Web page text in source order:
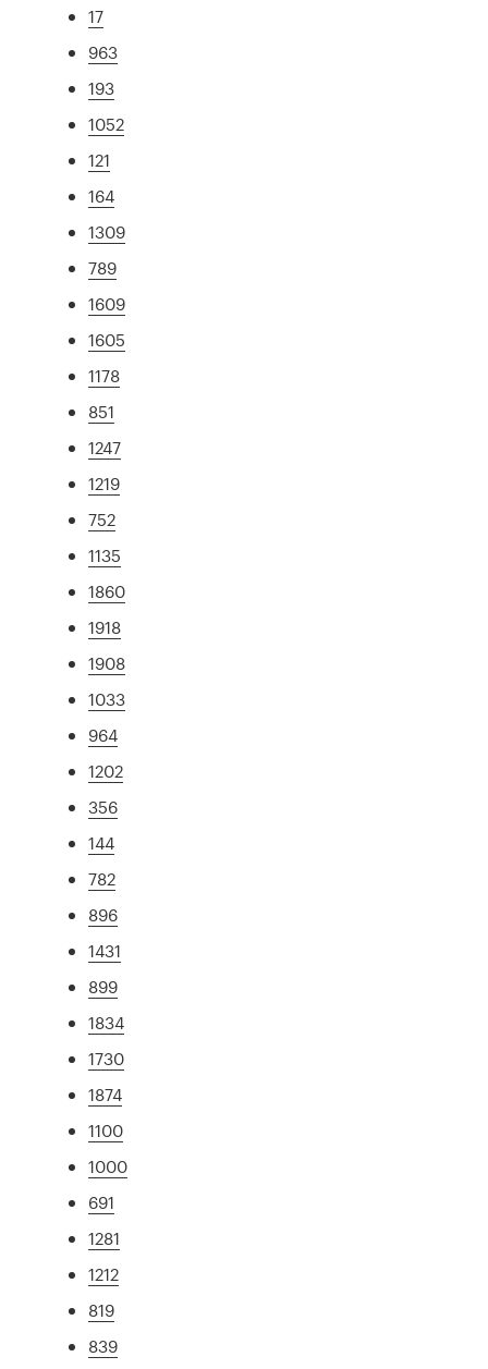
17
963
193
1052
121
164
1309
789
1609
1605
1178
851
1247
1219
752
1135
1860
1918
1908
1033
964
1202
356
144
782
896
1431
899
1834
1730
1874
1100
1000
691
1281
1212
819
839